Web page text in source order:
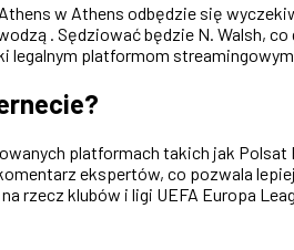
w Athens odbędzie się
. Sędziować będzie N. Walsh,
legalnym platformom
platformach takich jak
ekspertów, co pozwala
rzecz klubów i ligi UEFA Europa